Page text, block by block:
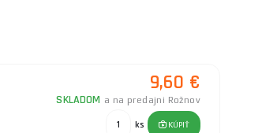
9,60 €
SKLADOM a na predajni Rožnov
ks KÚPIŤ